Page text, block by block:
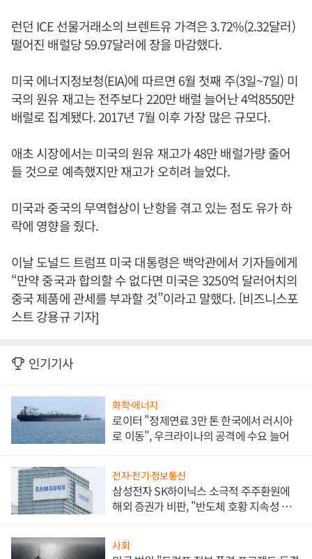
런던 ICE 선물거래소의 브렌트유 가격은 3.72%(2.32달러)
떨어진 배럴당 59.97달러에 장을 마감했다.
미국 에너지정보청(EIA)에 따르면 6월 첫째 주(3일~7일) 미
국의 원유 재고는 전주보다 220만 배럴 늘어난 4억8550만
배럴로 집계됐다. 2017년 7월 이후 가장 많은 규모다.
애초 시장에서는 미국의 원유 재고가 48만 배럴가량 줄어
들 것으로 예측했지만 재고가 오히려 늘었다.
미국과 중국의 무역협상이 난항을 겪고 있는 점도 유가 하
락에 영향을 줬다.
이날 도널드 트럼프 미국 대통령은 백악관에서 기자들에게
“만약 중국과 합의할 수 없다면 미국은 3250억 달러어치의
중국 제품에 관세를 부과할 것”이라고 말했다. [비즈니스포
스트 강용규 기자]
인기기사
화학·에너지
로이터 "정제연료 3만 톤 한국에서 러시아
로 이동", 우크라이나의 공격에 수요 늘어
전자·전기·정보통신
삼성전자 SK하이닉스 소극적 주주환원에
해외 증권가 비판, "반도체 호황 지속성 의
사회